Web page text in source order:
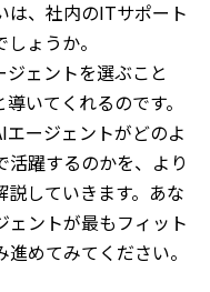
は、社内のITサポート
ょうか。
ェントを選ぶこと
いてくれるのです。
ージェントがどのよ
活躍するのかを、より
していきます。 あな
ェントが最もフィット
めてみてください。